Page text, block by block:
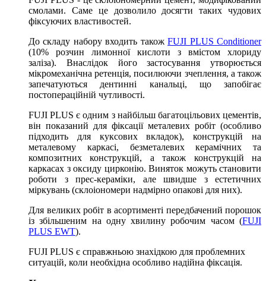
смолами. Саме це дозволило досягти таких чудових
фіксуючих властивостей.
До складу набору входить такожFUJI PLUS Conditioner
(10% розчин лимонної кислоти з вмістом хлориду
заліза). Внаслідок його застосування утворюється
мікромеханічна ретенція, посилюючи зчеплення, а також
запечатуються дентинні канальці, що запобігає
постопераційній чутливості.
FUJI PLUS є одним з найбільш багатоцільових цементів,
він показаний для фіксації металевих робіт (особливо
підходить для куксових вкладок), конструкцій на
металевому каркасі, безметалевих керамічних та
композитних конструкцій, а також конструкцій на
каркасах з оксиду цирконію. Виняток можуть становити
роботи з прес-кераміки, але швидше з естетичних
міркувань (склоіономери надмірно опакові для них).
Для великих робіт в асортименті передбачений порошок
із збільшеним на одну хвилину робочим часом (FUJI
PLUS EWT).
FUJI PLUS є справжньою знахідкою для проблемних
ситуацій, коли необхідна особливо надійна фіксація.